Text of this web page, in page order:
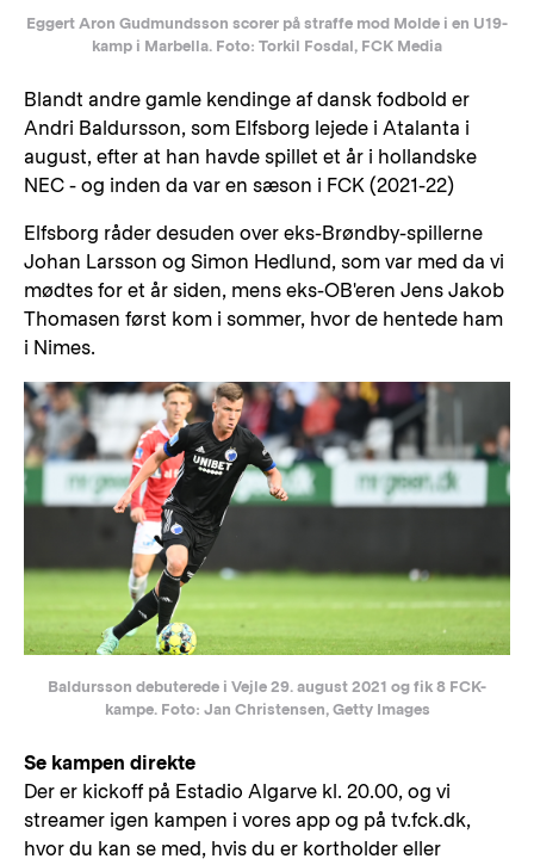
Eggert Aron Gudmundsson scorer på straffe mod Molde i en U19-
kamp i Marbella. Foto: Torkil Fosdal, FCK Media
Blandt andre gamle kendinge af dansk fodbold er
Andri Baldursson, som Elfsborg lejede i Atalanta i
august, efter at han havde spillet et år i hollandske
NEC - og inden da var en sæson i FCK (2021-22)
Elfsborg råder desuden over eks-Brøndby-spillerne
Johan Larsson og Simon Hedlund, som var med da vi
mødtes for et år siden, mens eks-OB'eren Jens Jakob
Thomasen først kom i sommer, hvor de hentede ham
i Nimes.
Baldursson debuterede i Vejle 29. august 2021 og fik 8 FCK-
kampe. Foto: Jan Christensen, Getty Images
Se kampen direkte
Der er kickoff på Estadio Algarve kl. 20.00, og vi
streamer igen kampen i vores app og på tv.fck.dk,
hvor du kan se med, hvis du er kortholder eller